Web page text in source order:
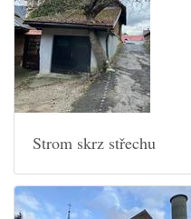
Strom skrz střechu